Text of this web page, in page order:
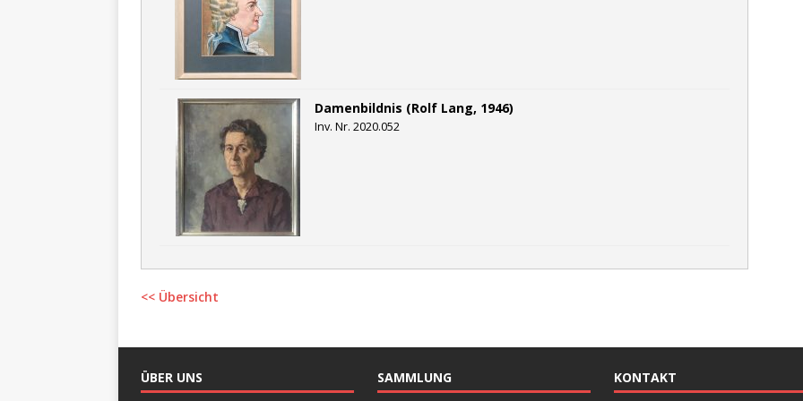
Damenbildnis (Rolf Lang, 1946)
Inv. Nr. 2020.052
<< Übersicht
ÜBER UNS SAMMLUNG KONTAKT